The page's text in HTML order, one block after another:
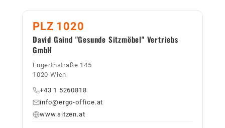
PLZ 1020
David Gaind "Gesunde Sitzmöbel" Vertriebs
GmbH
Engerthstraße 145
1020 Wien
+43 1 5260818
info@ergo-office.at
www.sitzen.at